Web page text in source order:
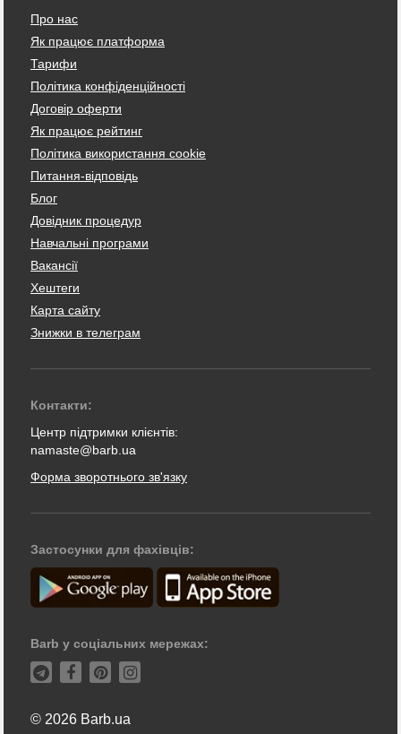
Про нас
Як працює платформа
Тарифи
Політика конфіденційності
Договір оферти
Як працює рейтинг
Політика використання cookie
Питання-відповідь
Блог
Довідник процедур
Навчальні програми
Вакансії
Хештеги
Карта сайту
Знижки в телеграм
Контакти:
Центр підтримки клієнтів:
namaste@barb.ua
Форма зворотнього зв'язку
Застосунки для фахівців:
Barb у соціальних мережах:
© 2026 Barb.ua